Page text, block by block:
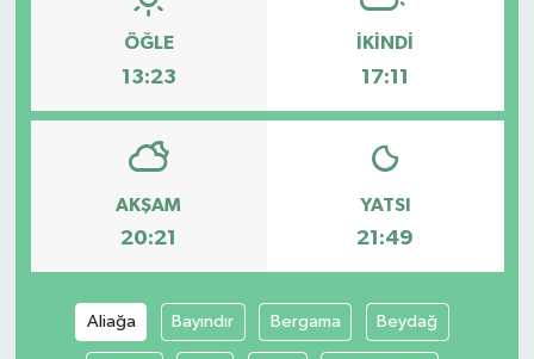
ÖĞLE
13:23
İKINDI
17:11
AKŞAM
20:21
YATSI
21:49
Aliağa Bayındır Bergama Beydağ